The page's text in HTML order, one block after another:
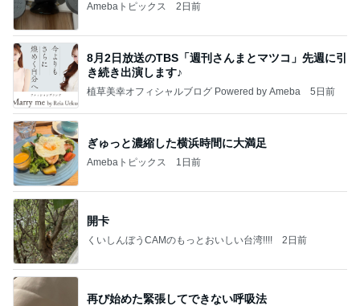
Amebaトピックス 2日前
8月2日放送のTBS「週刊さんまとマツコ」先週に引
き続き出演します♪
植草美幸オフィシャルブログ Powered by Ameba 5日前
ぎゅっと濃縮した横浜時間に大満足
Amebaトピックス 1日前
開卡
くいしんぼうCAMのもっとおいしい台湾!!!! 2日前
再び始めた緊張してできない呼吸法